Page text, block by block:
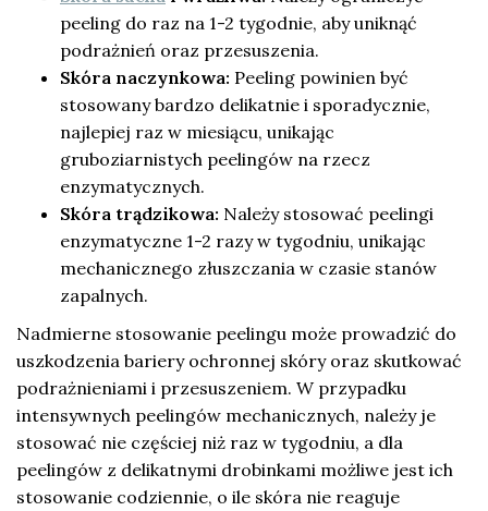
peeling do raz na 1-2 tygodnie, aby uniknąć
podrażnień oraz przesuszenia.
Skóra naczynkowa: Peeling powinien być
stosowany bardzo delikatnie i sporadycznie,
najlepiej raz w miesiącu, unikając
gruboziarnistych peelingów na rzecz
enzymatycznych.
Skóra trądzikowa: Należy stosować peelingi
enzymatyczne 1-2 razy w tygodniu, unikając
mechanicznego złuszczania w czasie stanów
zapalnych.
Nadmierne stosowanie peelingu może prowadzić do
uszkodzenia bariery ochronnej skóry oraz skutkować
podrażnieniami i przesuszeniem. W przypadku
intensywnych peelingów mechanicznych, należy je
stosować nie częściej niż raz w tygodniu, a dla
peelingów z delikatnymi drobinkami możliwe jest ich
stosowanie codziennie, o ile skóra nie reaguje